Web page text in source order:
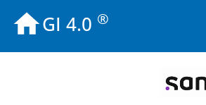
GI 4.0 ®